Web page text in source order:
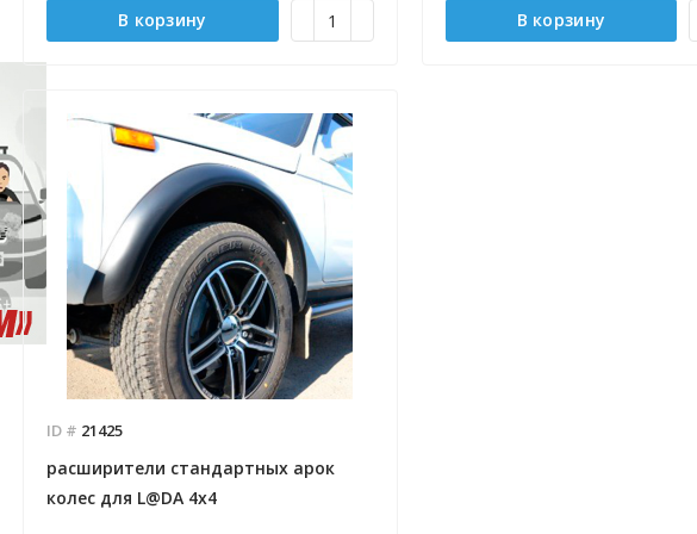
В корзину В корзину
ID # 21425
расширители стандартных арок
колес для L@DA 4x4